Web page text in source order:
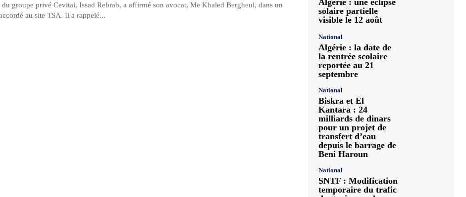
groupe privé Cevital, Issad Rebrab, a affirmé son avocat, Me Khaled Bergheul, dans un
au site TSA. Il a rappelé...
Algérie : une éclipse
solaire partielle
visible le 12 août
National
Algérie : la date de
la rentrée scolaire
reportée au 21
septembre
National
Biskra et El
Kantara : 24
milliards de dinars
pour un projet de
transfert d’eau
depuis le barrage de
Beni Haroun
National
SNTF : Modification
temporaire du trafic